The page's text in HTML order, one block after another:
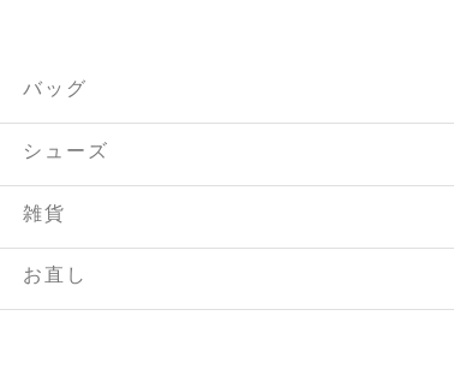
バッグ
シューズ
雑貨
お直し